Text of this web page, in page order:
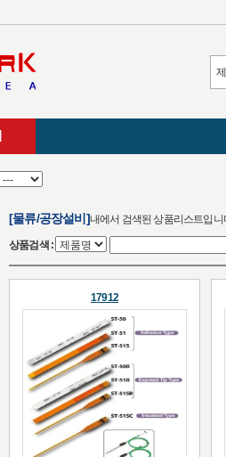
[물류/공장설비]내에서 검색된 상품리스트입니
상품검색 :
17912